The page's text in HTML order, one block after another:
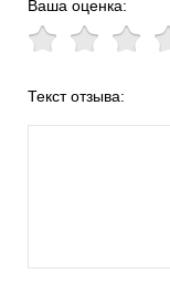
Ваша оценка:
Текст отзыва: